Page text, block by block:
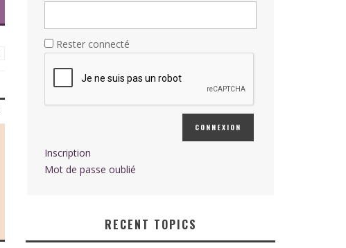
Rester connecté
CONNEXION
Inscription
Mot de passe oublié
RECENT TOPICS